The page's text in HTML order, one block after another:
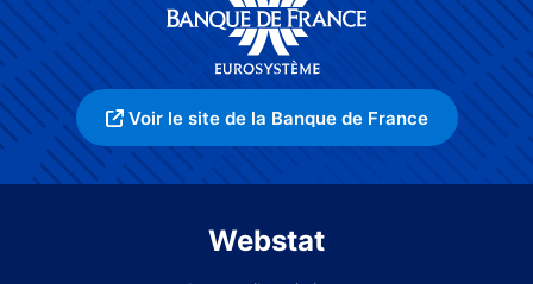
Voir le site de la Banque de France
Webstat